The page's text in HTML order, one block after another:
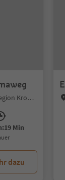
Reischach, Bruneck, Dolomitenregion Kronplatz
Min
dazu